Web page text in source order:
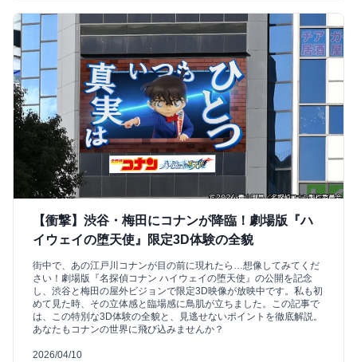
【衝撃】渋谷・梅田にコナンが降臨！劇場版『ハ
イウェイの堕天使』限定3D体験の全貌
街中で、あの江戸川コナンが目の前に現れたら…想像してみてくだ
さい！劇場版『名探偵コナン ハイウェイの堕天使』の公開を記念
し、渋谷と梅田の屋外ビジョンで限定3D映像が放映中です。私も初
めて見た時、その立体感と臨場感に鳥肌が立ちました。この記事で
は、この特別な3D体験の全貌と、見逃せないポイントを徹底解説。
あなたもコナンの世界に飛び込みませんか？
2026/04/10